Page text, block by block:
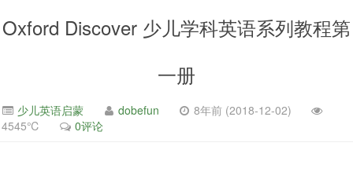
Oxford Discover 少儿学科英语系列教程第
一册
少儿英语启蒙 dobefun
8年前 (2018-12-02)
4545℃
0评论